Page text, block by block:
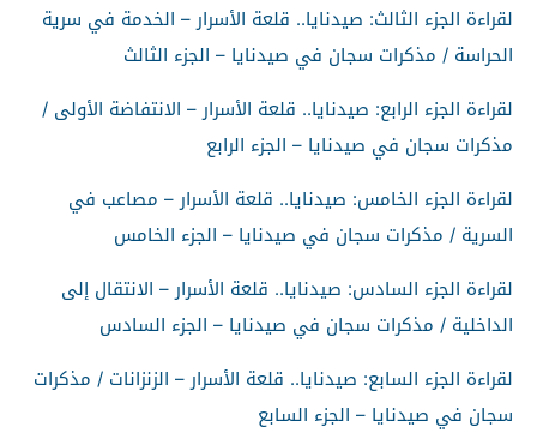
لقراءة الجزء الثالث: صيدنايا.. قلعة الأسرار – الخدمة في سرية
الحراسة / مذكرات سجان في صيدنايا – الجزء الثالث
لقراءة الجزء الرابع: صيدنايا.. قلعة الأسرار – الانتفاضة الأولى /
مذكرات سجان في صيدنايا – الجزء الرابع
لقراءة الجزء الخامس: صيدنايا.. قلعة الأسرار – مصاعب في
السرية / مذكرات سجان في صيدنايا – الجزء الخامس
لقراءة الجزء السادس: صيدنايا.. قلعة الأسرار – الانتقال إلى
الداخلية / مذكرات سجان في صيدنايا – الجزء السادس
لقراءة الجزء السابع: صيدنايا.. قلعة الأسرار – الزنزانات / مذكرات
سجان في صيدنايا – الجزء السابع